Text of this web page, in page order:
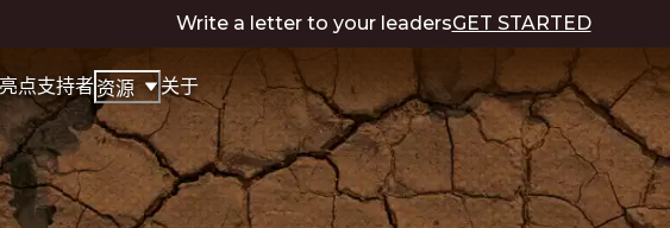
Write a letter to your leadersGET STARTED
亮点支持者资源 关于